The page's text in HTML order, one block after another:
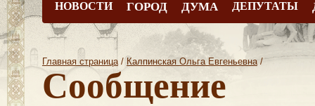
НОВОСТИ ГОРОД ДУМА ДЕПУТАТЫ
Главная страница/ Калпинская Ольга Евгеньевна/
Сообщение